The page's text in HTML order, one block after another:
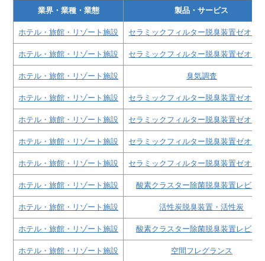
業界・業種・業態 製品・サービス
ホテル・旅館・リゾート施設 セラミックフィルター脱臭装置ゼオガ
ホテル・旅館・リゾート施設 セラミックフィルター脱臭装置ゼオガ
ホテル・旅館・リゾート施設 臭気調査
ホテル・旅館・リゾート施設 セラミックフィルター脱臭装置ゼオガ
ホテル・旅館・リゾート施設 セラミックフィルター脱臭装置ゼオガ
ホテル・旅館・リゾート施設 セラミックフィルター脱臭装置ゼオガ
ホテル・旅館・リゾート施設 セラミックフィルター脱臭装置ゼオガ
ホテル・旅館・リゾート施設 酸素クラスター除菌脱臭装置レビオ
ホテル・旅館・リゾート施設 活性炭脱臭装置・活性炭
ホテル・旅館・リゾート施設 酸素クラスター除菌脱臭装置レビオ
ホテル・旅館・リゾート施設 空間フレグランス